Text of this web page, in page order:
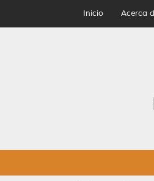
Inicio Acerca